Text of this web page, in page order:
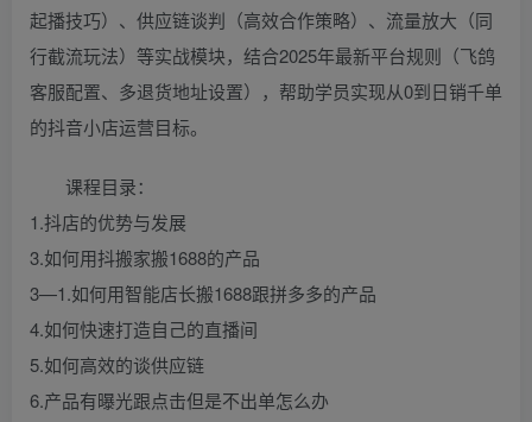
起播技巧）、供应链谈判（高效合作策略）、流量放大（同
行截流玩法）等实战模块，结合2025年最新平台规则（飞鸽
客服配置、多退货地址设置），帮助学员实现从0到日销千单
的抖音小店运营目标。
课程目录：
1.抖店的优势与发展
3.如何用抖搬家搬1688的产品
3—1.如何用智能店长搬1688跟拼多多的产品
4.如何快速打造自己的直播间
5.如何高效的谈供应链
6.产品有曝光跟点击但是不出单怎么办